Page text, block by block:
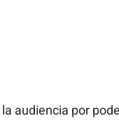
audiencia por